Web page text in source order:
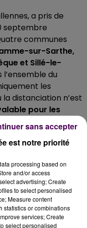
a pris de
septembre
communes
sur-Sarthe,
et Sillé-le-
du
les
distanciation n’est
pour les
avait pas de
explique Patrick
plus concernée
la voie publique.
les choses
est notre priorité
processing based on
and/or access
advertising; Create
to select personalised
Measure content
statistics or combinations
services; Create
select personalised
sans accepter